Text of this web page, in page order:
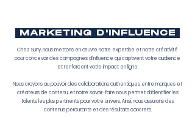
MARKETING D'INFLUENCE
Chez Suny, nous mettons en œuvre notre expertise et notre créativité
pour concevoir des campagnes d'influence qui captivent votre audience
et renforcent votre impact en ligne.
Nous croyons au pouvoir des collaborations authentiques entre marques et
créateurs de contenu, et notre savoir-faire nous permet d’identifier les
talents les plus pertinents pour votre univers. Ainsi, nous assurons des
contenus percutants et des résultats concrets.